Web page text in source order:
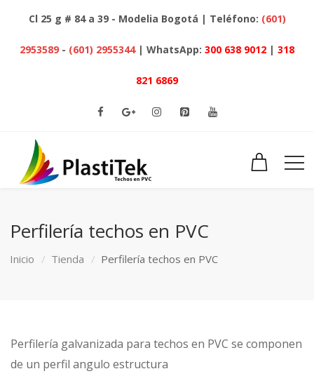
Cl 25 g # 84 a 39 - Modelia Bogotá | Teléfono: (601)
2953589 - (601) 2955344 | WhatsApp: 300 638 9012 | 318
821 6869
Perfilería techos en PVC
Inicio Tienda Perfilería techos en PVC
Perfilería galvanizada para techos en PVC se componen
de un perfil angulo estructura